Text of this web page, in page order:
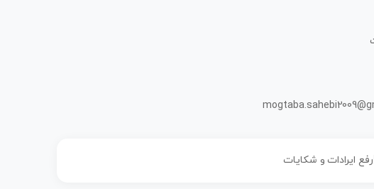
رفع ایرادات و شکایات